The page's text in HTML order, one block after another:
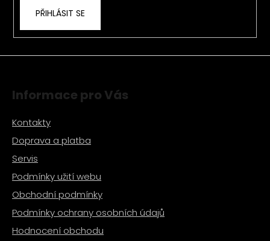
ý
p
PŘIHLÁSIT SE
Informace pro Vás
Kontakty
Doprava a platba
Servis
Podmínky užití webu
Obchodní podmínky
Podmínky ochrany osobních údajů
Hodnocení obchodu